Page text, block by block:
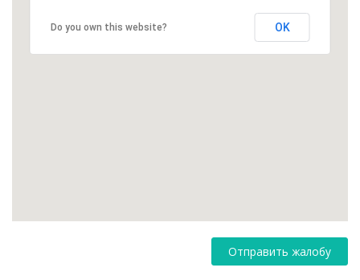
Do you own this website? OK
Отправить жалобу